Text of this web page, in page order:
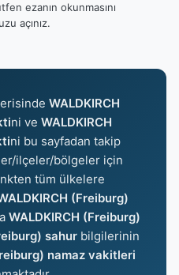
ezanın okunmasını
açınız.
WALDKIRCH
ni ve WALDKIRCH
ni bu sayfadan takip
ilçeler/bölgeler için
tüm ülkelere
(Freiburg)
WALDKIRCH (Freiburg)
sahurbilgilerinin
namaz vakitleri